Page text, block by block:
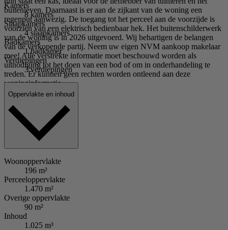
buitenleven. Daarnaast is er aan de zijkant van de woning een
regenput aanwezig. De toegang tot het perceel aan de voorzijde is
voorzien van een elektrisch bedienbaar hek. Het buitenschilderwerk
van de woning is in 2026 uitgevoerd. Wij behartigen de belangen
van de verkopende partij. Neem uw eigen NVM aankoop makelaar
mee! Alle verstrekte informatie moet beschouwd worden als
uitnodiging tot het doen van een bod of om in onderhandeling te
treden. Er kunnen geen rechten worden ontleend aan deze
woninginformatie.
Kamers
8 kamers
Slaapkamers
4 slaapkamers
Badkamers
1 badkamer
Verdiepingen
3 verdiepingen
Oppervlakte en inhoud
Woonoppervlakte
196 m²
Perceeloppervlakte
1.470 m²
Overige oppervlakte
90 m²
Inhoud
1.025 m³